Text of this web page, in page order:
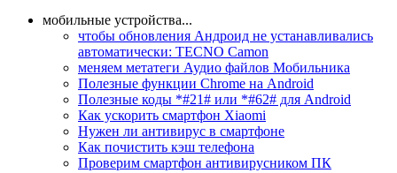
мобильные устройства...
чтобы обновления Андроид не устанавливались
автоматически: TECNO Camon
меняем метатеги Аудио файлов Мобильника
Полезные функции Chrome на Android
Полезные коды *#21# или *#62# для Android
Как ускорить смартфон Xiaomi
Нужен ли антивирус в смартфоне
Как почистить кэш телефона
Проверим смартфон антивирусником ПК